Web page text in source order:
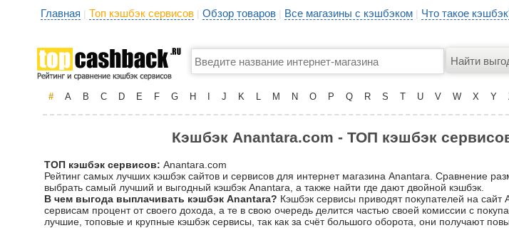
Главная | Топ кэшбэк сервисов | Обзор товаров | Все магазины с кэшбэком | Что такое
# A B C D E F G H J K L M N O P Q R S T U V W X Y
Кэшбэк Anantara.com - ТОП кэшбэк
ТОП кэшбэк сервисов: Anantara.com
Рейтинг самых лучших кэшбэк сайтов и сервисов для интернет магазина Anantara. Сравнение
выбрать самый лучший и выгодный кэшбэк Anantara, а также найти где дают двойной кэшбэк.
В чем выгода выплачивать кэшбэк Anantara? Кэшбэк сервисы приводят покупателей на сайт
сервисам процент от своего дохода, а те в свою очередь делится частью своей комиссии с
лучшие, топовые и крупные кэшбэк сервисы, так как за счёт большого оборота, они получают